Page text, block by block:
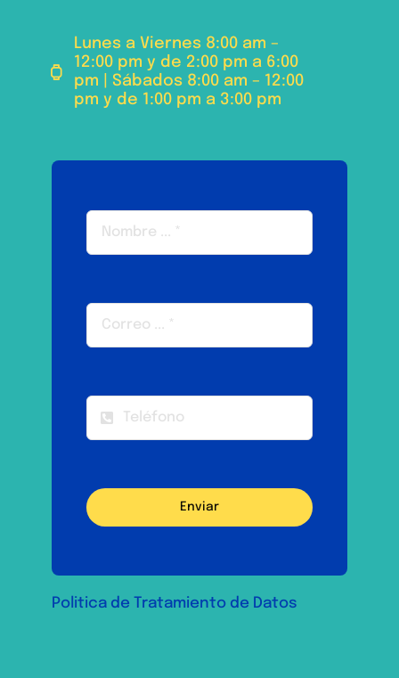
Lunes a Viernes 8:00 am –
12:00 pm y de 2:00 pm a 6:00
pm | Sábados 8:00 am – 12:00
pm y de 1:00 pm a 3:00 pm
Enviar
Politica de Tratamiento de Datos